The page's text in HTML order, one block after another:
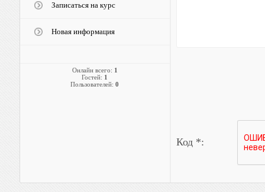
Записаться на курс
Новая информация
Онлайн всего: 1
Гостей: 1
Пользователей: 0
Код *: